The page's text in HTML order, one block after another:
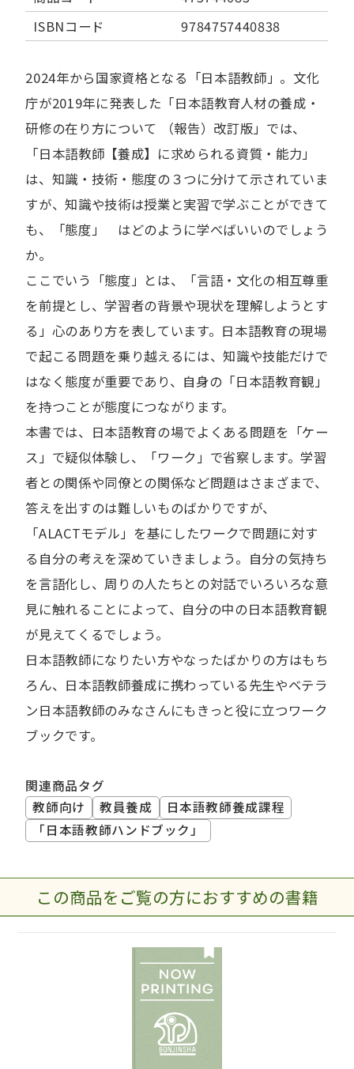
ISBNコード
9784757440838
2024年から国家資格となる「日本語教師」。文化
庁が2019年に発表した「日本語教育人材の養成・
研修の在り方について （報告）改訂版」では、
「日本語教師【養成】に求められる資質・能力」
は、知識・技術・態度の３つに分けて示されていま
すが、知識や技術は授業と実習で学ぶことができて
も、「態度」 はどのように学べばいいのでしょう
か。
ここでいう「態度」とは、「言語・文化の相互尊重
を前提とし、学習者の背景や現状を理解しようとす
る」心のあり方を表しています。日本語教育の現場
で起こる問題を乗り越えるには、知識や技能だけで
はなく態度が重要であり、自身の「日本語教育観」
を持つことが態度につながります。
本書では、日本語教育の場でよくある問題を「ケー
ス」で疑似体験し、「ワーク」で省察します。学習
者との関係や同僚との関係など問題はさまざまで、
答えを出すのは難しいものばかりですが、
「ALACTモデル」を基にしたワークで問題に対す
る自分の考えを深めていきましょう。自分の気持ち
を言語化し、周りの人たちとの対話でいろいろな意
見に触れることによって、自分の中の日本語教育観
が見えてくるでしょう。
日本語教師になりたい方やなったばかりの方はもち
ろん、日本語教師養成に携わっている先生やベテラ
ン日本語教師のみなさんにもきっと役に立つワーク
ブックです。
関連商品タグ
教師向け
教員養成
日本語教師養成課程
「日本語教師ハンドブック」
この商品をご覧の方におすすめの書籍